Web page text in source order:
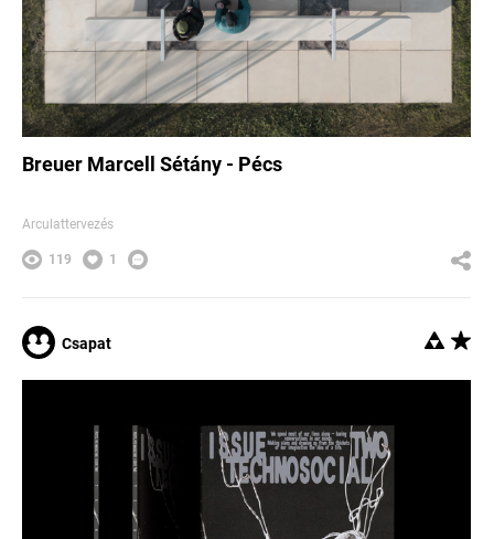
Breuer Marcell Sétány - Pécs
Arculattervezés
119 1
Csapat